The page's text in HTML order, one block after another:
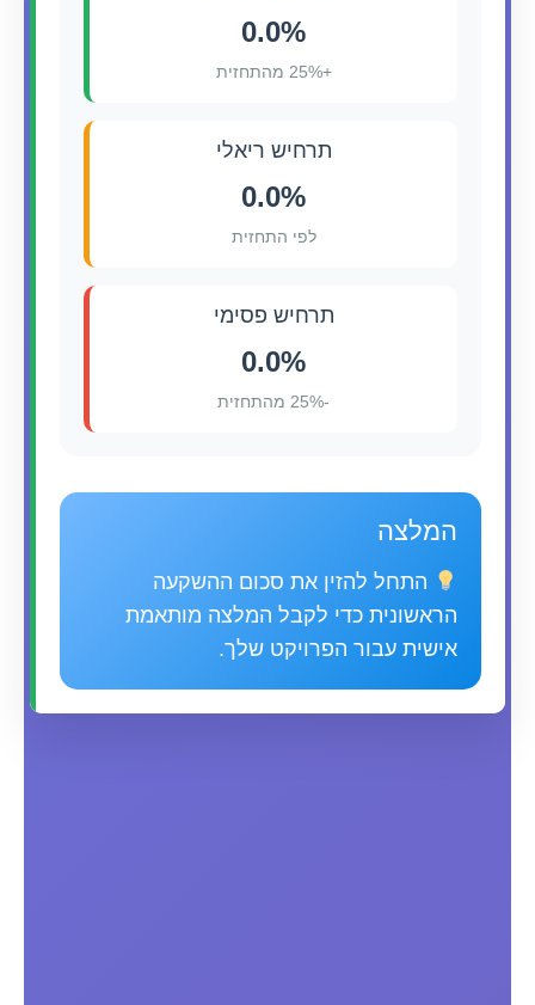
0.0%
+25% מהתחזית
תרחיש ריאלי
0.0%
לפי התחזית
תרחיש פסימי
0.0%
-25% מהתחזית
המלצה
התחל להזין את סכום ההשקעה
הראשונית כדי לקבל המלצה מותאמת
אישית עבור הפרויקט שלך.